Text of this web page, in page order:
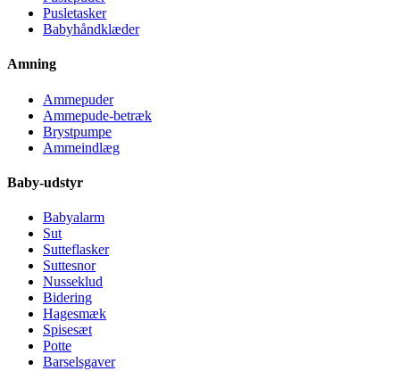
Pusletasker
Babyhåndklæder
Amning
Ammepuder
Ammepude-betræk
Brystpumpe
Ammeindlæg
Baby-udstyr
Babyalarm
Sut
Sutteflasker
Suttesnor
Nusseklud
Bidering
Hagesmæk
Spisesæt
Potte
Barselsgaver